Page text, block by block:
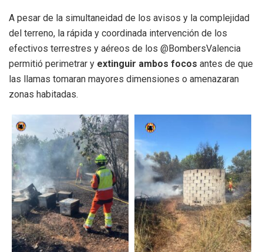
A pesar de la simultaneidad de los avisos y la complejidad
del terreno, la rápida y coordinada intervención de los
efectivos terrestres y aéreos de los @BombersValencia
permitió perimetrar y extinguir ambos focos antes de que
las llamas tomaran mayores dimensiones o amenazaran
zonas habitadas.